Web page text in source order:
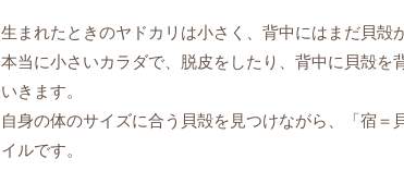
生まれたときのヤドカリは小さく、背中にはまだ貝殻
本当に小さいカラダで、脱皮をしたり、背中に貝殻
いきます。
自身の体のサイズに合う貝殻を見つけながら、「宿＝
イルです。